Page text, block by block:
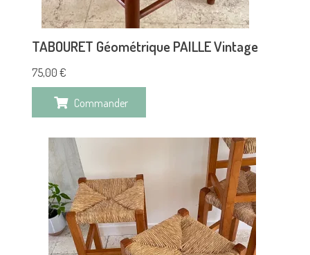
TABOURET Géométrique PAILLE Vintage
75,00 €
Commander